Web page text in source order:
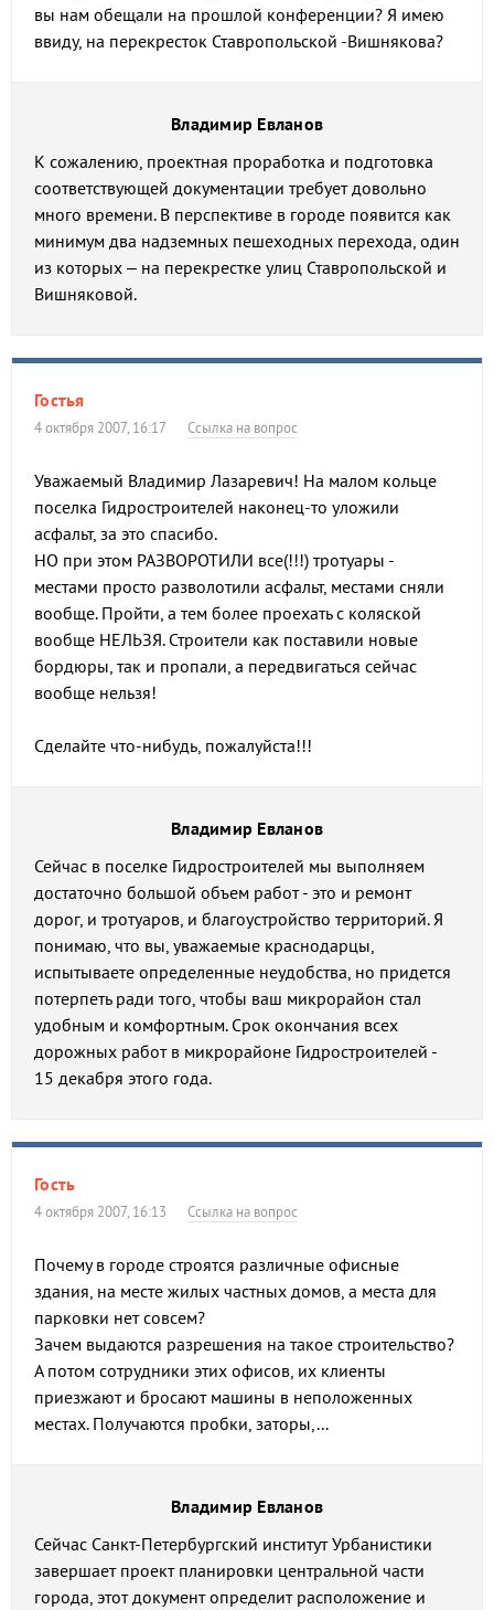
вы нам обещали на прошлой конференции? Я имею
ввиду, на перекресток Ставропольской -Вишнякова?
Владимир Евланов
К сожалению, проектная проработка и подготовка
соответствующей документации требует довольно
много времени. В перспективе в городе появится как
минимум два надземных пешеходных перехода, один
из которых – на перекрестке улиц Ставропольской и
Вишняковой.
Гостья
4 октября 2007, 16:17 Ссылка на вопрос
Уважаемый Владимир Лазаревич! На малом кольце
поселка Гидростроителей наконец-то уложили
асфальт, за это спасибо.
НО при этом РАЗВОРОТИЛИ все(!!!) тротуары -
местами просто разволотили асфальт, местами сняли
вообще. Пройти, а тем более проехать с коляской
вообще НЕЛЬЗЯ. Строители как поставили новые
бордюры, так и пропали, а передвигаться сейчас
вообще нельзя!
Сделайте что-нибудь, пожалуйста!!!
Владимир Евланов
Сейчас в поселке Гидростроителей мы выполняем
достаточно большой объем работ - это и ремонт
дорог, и тротуаров, и благоустройство территорий. Я
понимаю, что вы, уважаемые краснодарцы,
испытываете определенные неудобства, но придется
потерпеть ради того, чтобы ваш микрорайон стал
удобным и комфортным. Срок окончания всех
дорожных работ в микрорайоне Гидростроителей -
15 декабря этого года.
Гость
4 октября 2007, 16:13 Ссылка на вопрос
Почему в городе строятся различные офисные
здания, на месте жилых частных домов, а места для
парковки нет совсем?
Зачем выдаются разрешения на такое строительство?
А потом сотрудники этих офисов, их клиенты
приезжают и бросают машины в неположенных
местах. Получаются пробки, заторы,...
Владимир Евланов
Сейчас Санкт-Петербургский институт Урбанистики
завершает проект планировки центральной части
города, этот документ определит расположение и